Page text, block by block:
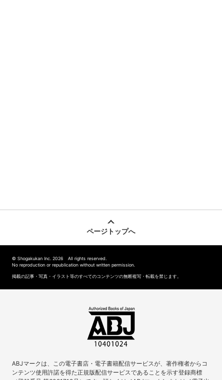
ページトップへ
© Shogakukan Inc. 2026 All rights reserved.
No reproduction or republication without written permission.
掲載の記事・写真・イラスト等のすべてのコンテンツの無断複写・転載を禁じます。
ABJマークは、この電子書店・電子書籍配信サービスが、著作権者からコ
ンテンツ使用許諾を得た正規版配信サービスであることを示す登録商標